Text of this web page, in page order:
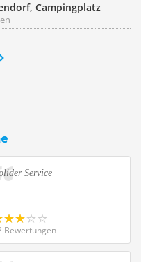
Campingplatz
Service
Bewertungen